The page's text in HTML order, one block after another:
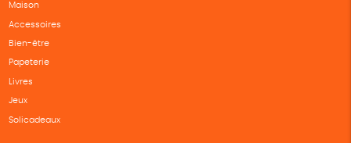
Maison
Accessoires
Bien-être
Papeterie
Livres
Jeux
Solicadeaux